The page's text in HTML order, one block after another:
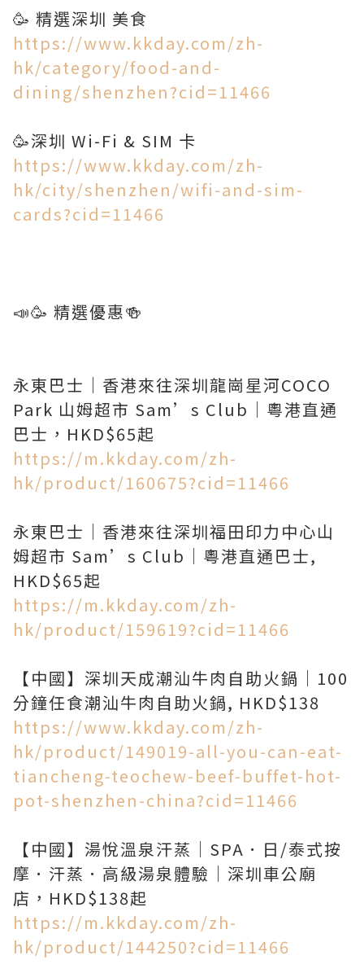
https://www.kkday.com/zh-
hk/category/food-and-
dining/shenzhen?cid=11466
https://www.kkday.com/zh-
hk/city/shenzhen/wifi-and-sim-
cards?cid=11466
📣🥳 精選優惠🍻
永東巴士｜香港來往深圳龍崗星河COCO
Park 山姆超市 Sam’s Club｜粵港直通
https://m.kkday.com/zh-
hk/product/160675?cid=11466
永東巴士｜香港來往深圳福田印力中心山
姆超市 Sam’s Club｜粵港直通巴士,
https://m.kkday.com/zh-
hk/product/159619?cid=11466
【中國】深圳天成潮汕牛肉自助火鍋｜100
https://www.kkday.com/zh-
hk/product/149019-all-you-can-eat-
tiancheng-teochew-beef-buffet-hot-
pot-shenzhen-china?cid=11466
【中國】湯悅溫泉汗蒸｜SPA．日/泰式按
摩．汗蒸．高級湯泉體驗｜深圳車公廟
https://m.kkday.com/zh-
hk/product/144250?cid=11466